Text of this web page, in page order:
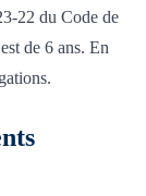
22 du Code de
de 6 ans. En